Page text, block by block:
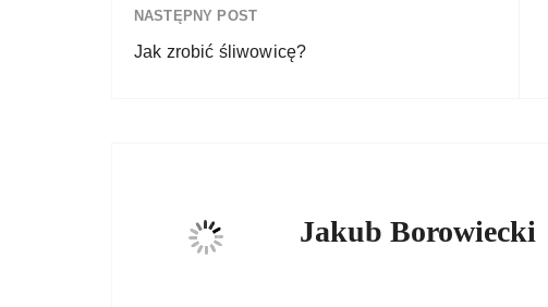
NASTĘPNY POST
Jak zrobić śliwowicę?
Jakub Borowiecki